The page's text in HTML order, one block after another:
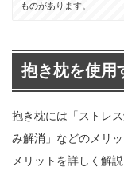
ものがあります。
抱き枕を使用
抱き枕には「ストレ
み解消」などのメリ
メリットを詳しく解説